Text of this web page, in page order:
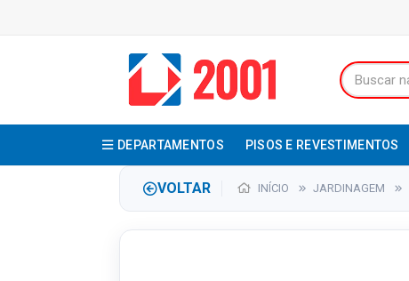
DEPARTAMENTOS PISOS E REVESTIMENTOS
VOLTAR INÍCIO JARDINAGEM